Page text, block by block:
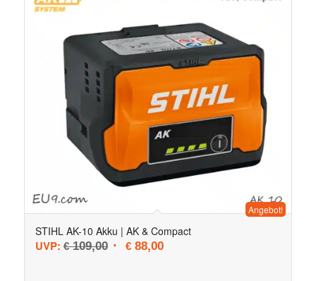
STIHL AK-10 Akku | AK & Compact
UVP: €109,00 Ursprünglicher Preis war: € 109,00
€88,00Aktueller Preis ist: € 88,00.
Angebot!